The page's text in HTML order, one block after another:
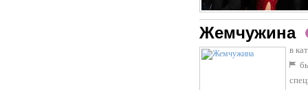
Жемчужина
в